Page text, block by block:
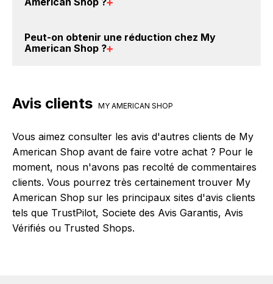
BackBackBack et cliquez sur le bouton Activer le
apparaître le cashback dans votre cagnotte au plus
tard 48h après votre achat sur le site My American
compte gratuitement pour cumuler vos réductions
cashback sur vos achats chez My American Shop.
Peut-on obtenir une réduction chez My
American Shop ?
vous réalisez un achat sur le site web de My
vos éventuels bonus.
Avis clients MY AMERICAN SHOP
Vous aimez consulter les avis d'autres clients de My
American Shop avant de faire votre achat ? Pour le
moment, nous n'avons pas recolté de commentaires
clients. Vous pourrez très certainement trouver My
American Shop sur les principaux sites d'avis clients
tels que TrustPilot, Societe des Avis Garantis, Avis
Vérifiés ou Trusted Shops.